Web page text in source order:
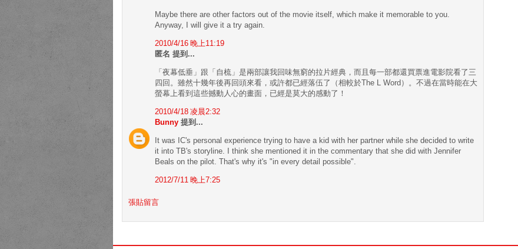
Maybe there are other factors out of the movie itself, which make it memorable to you.
Anyway, I will give it a try again.
2010/4/16 晚上11:19
匿名 提到...
「夜幕低垂」跟「自梳」是兩部讓我回味無窮的拉片經典，而且每一部都還買票進電影院看了三
四回。雖然十幾年後再回頭來看，或許都已經落伍了（相較於The L Word）。不過在當時能在大
螢幕上看到這些撼動人心的畫面，已經是莫大的感動了！
2010/4/18 凌晨2:32
Bunny 提到...
It was IC's personal experience trying to have a kid with her partner while she decided to write
it into TB's storyline. I think she mentioned it in the commentary that she did with Jennifer
Beals on the pilot. That's why it's "in every detail possible".
2012/7/11 晚上7:25
張貼留言